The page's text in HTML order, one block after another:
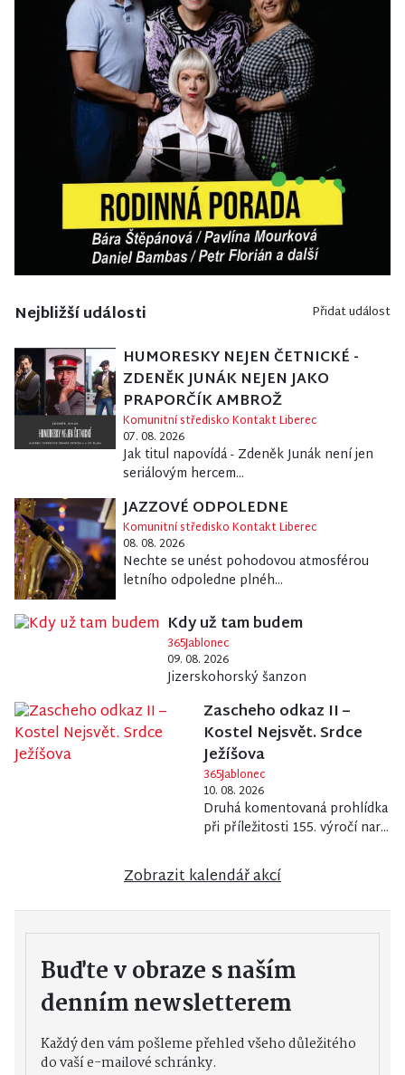
Nejbližší události Přidat událost
HUMORESKY NEJEN ČETNICKÉ -
ZDENĚK JUNÁK NEJEN JAKO
PRAPORČÍK AMBROŽ
Komunitní středisko Kontakt Liberec
07. 08. 2026
Jak titul napovídá - Zdeněk Junák není jen
seriálovým hercem...
JAZZOVÉ ODPOLEDNE
Komunitní středisko Kontakt Liberec
08. 08. 2026
Nechte se unést pohodovou atmosférou
letního odpoledne plnéh...
Kdy už tam budem
365Jablonec
09. 08. 2026
Jizerskohorský šanzon
Zascheho odkaz II –
Kostel Nejsvět. Srdce
Ježíšova
365Jablonec
10. 08. 2026
Druhá komentovaná prohlídka
při příležitosti 155. výročí nar...
Zobrazit kalendář akcí
Buďte v obraze s naším
denním newsletterem
Každý den vám pošleme přehled všeho důležitého
do vaší e-mailové schránky.